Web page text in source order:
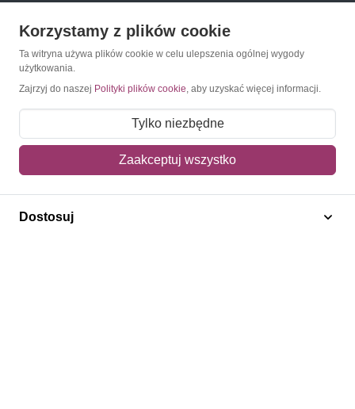
Konto
Moje zamówienia
Mój koszyk
Polecamy
Korzystamy z plików cookie
Ta witryna używa plików cookie w celu ulepszenia ogólnej wygody
użytkowania.
Zajrzyj do naszej Polityki plików cookie, aby uzyskać więcej informacji.
Tylko niezbędne
Zaakceptuj wszystko
Dostosuj